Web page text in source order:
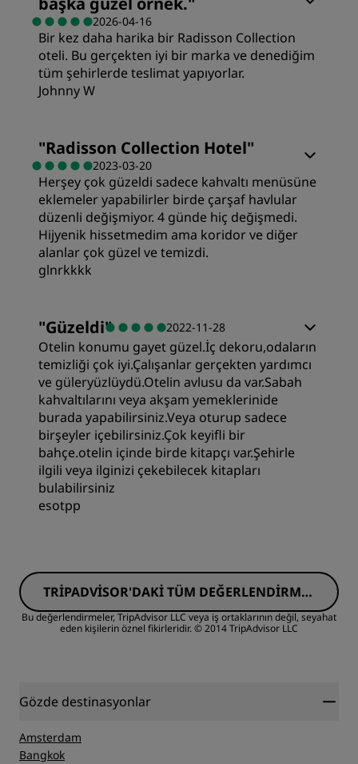
Değer
Uyku Kalitesi
Temizlik
Hizmet
2026-04-16
Bir kez daha harika bir Radisson Collection
oteli. Bu gerçekten iyi bir marka ve denediğim
tüm şehirlerde teslimat yapıyorlar.
Johnny W
Değer
Uyku Kalitesi
Temizlik
Hizmet
"Radisson Collection Hotel"
2023-03-20
Herşey çok güzeldi sadece kahvaltı menüsüne
eklemeler yapabilirler birde çarşaf havlular
düzenli değişmiyor. 4 günde hiç değişmedi.
Hijyenik hissetmedim ama koridor ve diğer
alanlar çok güzel ve temizdi.
glnrkkkk
Değer
Uyku Kalitesi
Yer
Temizlik
"Güzeldi" 2022-11-28
Otelin konumu gayet güzel.İç dekoru,odaların
temizliği çok iyi.Çalışanlar gerçekten yardımcı
ve güleryüzlüydü.Otelin avlusu da var.Sabah
kahvaltılarını veya akşam yemeklerinide
burada yapabilirsiniz.Veya oturup sadece
birşeyler içebilirsiniz.Çok keyifli bir
bahçe.otelin içinde birde kitapçı var.Şehirle
ilgili veya ilginizi çekebilecek kitapları
bulabilirsiniz
esotpp
TRIPADVISOR'DAKI TÜM DEĞERLENDIRMEL
ERI GÖRÜN
Bu değerlendirmeler, TripAdvisor LLC veya iş ortaklarının değil, seyahat
eden kişilerin öznel fikirleridir.© 2014 TripAdvisor LLC
Gözde destinasyonlar
Amsterdam
Bangkok